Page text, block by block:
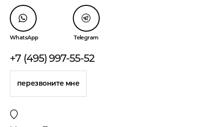
WhatsApp Telegram
+7 (495) 997-55-52
перезвоните мне